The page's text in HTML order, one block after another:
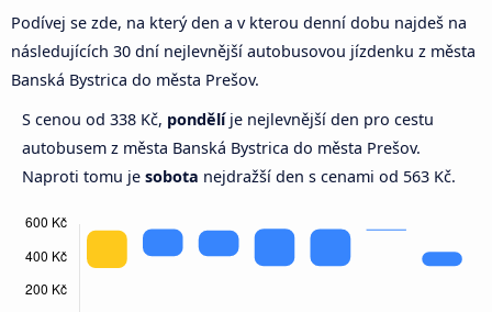
Podívej se zde, na který den a v kterou denní dobu najdeš na
následujících 30 dní nejlevnější autobusovou jízdenku z města
Banská Bystrica do města Prešov.
S cenou od 338 Kč, pondělíje nejlevnější den pro cestu
autobusem z města Banská Bystrica do města Prešov.
Naproti tomu je sobota nejdražší den s cenami od 563 Kč.